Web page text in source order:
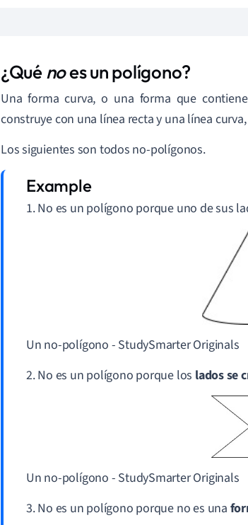
¿Quénoes un polígono?
Una forma curva, o una forma que
construye con una línea recta y una línea curva,
Los siguientes son todos no-polígonos.
1. No es un polígono porque uno de sus
Un no-polígono - StudySmarter Originals
2. No es un polígono porque los lados se
Un no-polígono - StudySmarter Originals
3. No es un polígono porque no es una